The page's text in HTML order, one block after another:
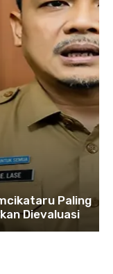
Paling
Dievaluasi